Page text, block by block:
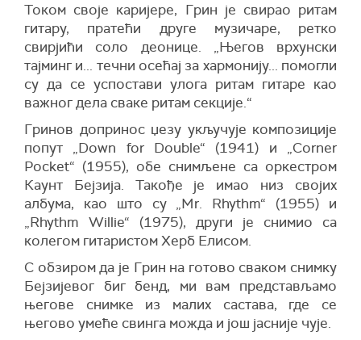
Током своје каријере, Грин је свирао ритам
гитару, пратећи друге музичаре, ретко
свирјићи соло деонице. „Његов врхунски
тајминг и... течни осећај за хармонију... помогли
су да се успостави улога ритам гитаре као
важног дела сваке ритам секције.“
Гринов допринос џезу укључује композиције
попут „Down for Double“ (1941) и „Corner
Pocket“ (1955), обе снимљене са оркестром
Каунт Бејзија. Такође је имао низ својих
албума, као што су „Mr. Rhythm“ (1955) и
„Rhythm Willie“ (1975), други је снимио са
колегом гитаристом Херб Елисом.
С обзиром да је Грин на готово сваком снимку
Бејзијевог биг бенд, ми вам представљамо
његове снимке из малих састава, где се
његово умеће свинга можда и још јасније чује.